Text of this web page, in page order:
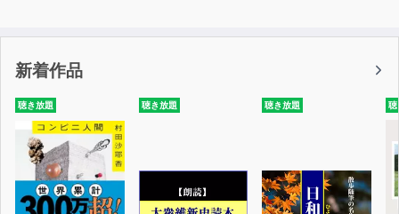
新着作品
聴き放題 聴き放題 聴き放題 聴